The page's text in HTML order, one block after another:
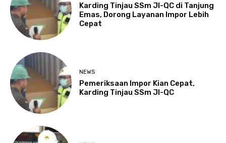
Karding Tinjau SSm JI-QC di Tanjung
Emas, Dorong Layanan Impor Lebih
Cepat
NEWS
Pemeriksaan Impor Kian Cepat,
Karding Tinjau SSm JI-QC